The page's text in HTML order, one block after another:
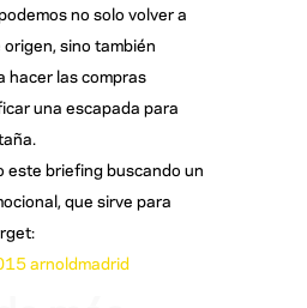
no solo volver a
sino también
hacer las compras
una escapada para
este briefing buscando un
que sirve para